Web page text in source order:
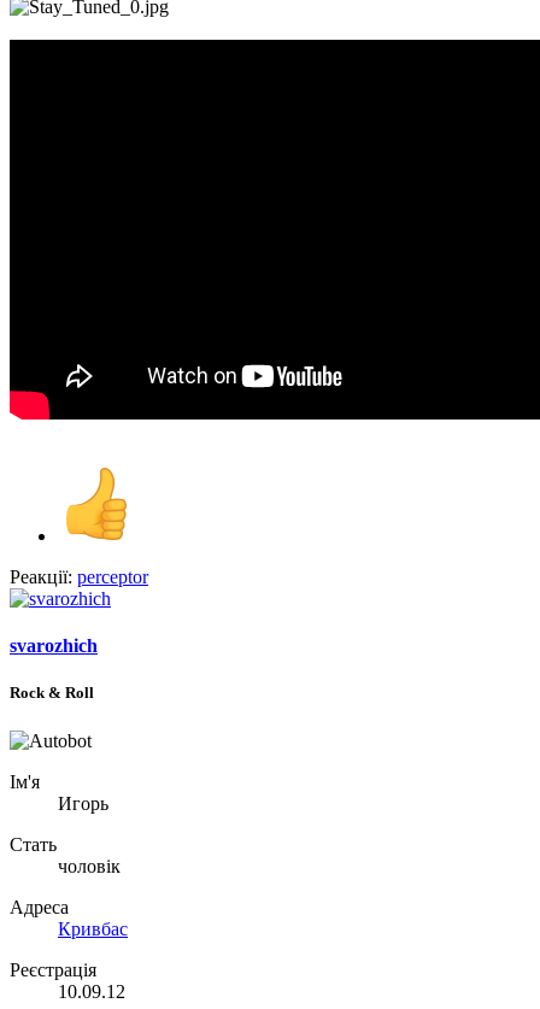
Реакції: perceptor
svarozhich
Rock & Roll
Ім'я
Игорь
Стать
чоловік
Адреса
Кривбас
Реєстрація
10.09.12